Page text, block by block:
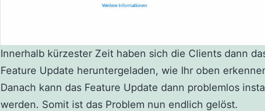
Innerhalb kürzester Zeit haben sich die Clients dann
Feature Update heruntergeladen, wie Ihr oben
Danach kann das Feature Update dann problemlos
werden. Somit ist das Problem nun endlich gelöst.